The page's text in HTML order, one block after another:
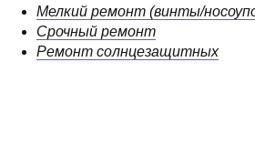
Мелкий ремонт (винты/
Срочный ремонт
Ремонт солнцезащитных